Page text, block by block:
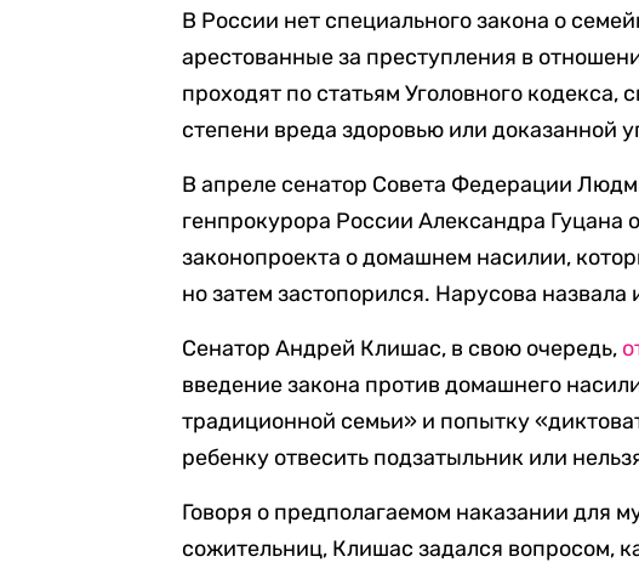
В России нет специального закона о
арестованные за преступления в
проходят по статьям Уголовного
степени вреда здоровью или доказанной
В апреле сенатор Совета Федерации
генпрокурора России Александра
законопроекта о домашнем насилии,
но затем застопорился. Нарусова
Сенатор Андрей Клишас, в свою очередь,
введение закона против домашнего
традиционной семьи» и попытку
ребенку отвесить подзатыльник или
Говоря о предполагаемом наказании для
сожительниц, Клишас задался вопросом,